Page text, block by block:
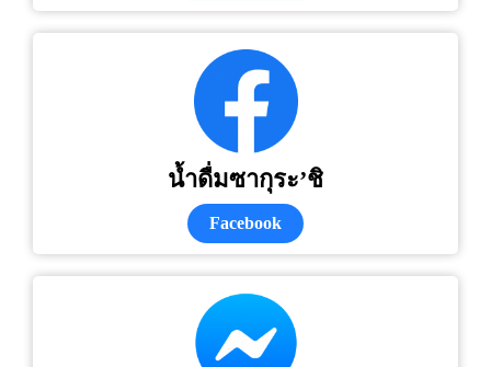
น้ำดื่มซากุระ’ชิ
Facebook